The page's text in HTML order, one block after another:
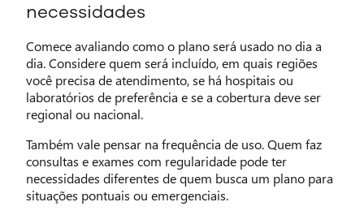
necessidades
Comece avaliando como o plano será usado no dia a
dia. Considere quem será incluído, em quais regiões
você precisa de atendimento, se há hospitais ou
laboratórios de preferência e se a cobertura deve ser
regional ou nacional.
Também vale pensar na frequência de uso. Quem faz
consultas e exames com regularidade pode ter
necessidades diferentes de quem busca um plano para
situações pontuais ou emergenciais.